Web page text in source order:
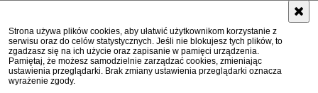
Strona używa plików cookies, aby ułatwić użytkownikom korzystanie z
serwisu oraz do celów statystycznych. Jeśli nie blokujesz tych plików, to
zgadzasz się na ich użycie oraz zapisanie w pamięci urządzenia.
Pamiętaj, że możesz samodzielnie zarządzać cookies, zmieniając
ustawienia przeglądarki. Brak zmiany ustawienia przeglądarki oznacza
wyrażenie zgody.